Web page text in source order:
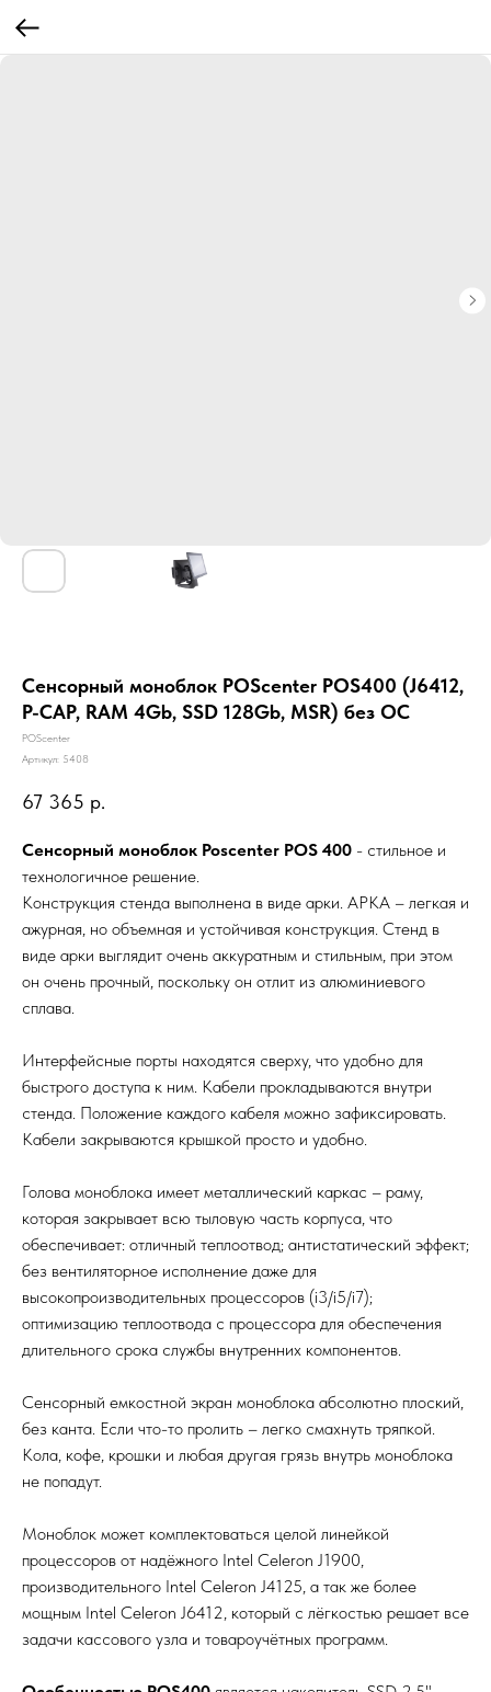
Сенсорный моноблок POScenter POS400 (J6412,
P-CAP, RAM 4Gb, SSD 128Gb, MSR) без ОС
POScenter
Артикул: 5408
67 365 р.
Сенсорный моноблок Poscenter POS 400 - стильное и
технологичное решение.
Конструкция стенда выполнена в виде арки. АРКА – легкая и
ажурная, но объемная и устойчивая конструкция. Стенд в
виде арки выглядит очень аккуратным и стильным, при этом
он очень прочный, поскольку он отлит из алюминиевого
сплава.
Интерфейсные порты находятся сверху, что удобно для
быстрого доступа к ним. Кабели прокладываются внутри
стенда. Положение каждого кабеля можно зафиксировать.
Кабели закрываются крышкой просто и удобно.
Голова моноблока имеет металлический каркас – раму,
которая закрывает всю тыловую часть корпуса, что
обеспечивает: отличный теплоотвод; антистатический эффект;
без вентиляторное исполнение даже для
высокопроизводительных процессоров (i3/i5/i7);
оптимизацию теплоотвода с процессора для обеспечения
длительного срока службы внутренних компонентов.
Сенсорный емкостной экран моноблока абсолютно плоский,
без канта. Если что-то пролить – легко смахнуть тряпкой.
Кола, кофе, крошки и любая другая грязь внутрь моноблока
не попадут.
Моноблок может комплектоваться целой линейкой
процессоров от надёжного Intel Celeron J1900,
производительного Intel Celeron J4125, а так же более
мощным Intel Celeron J6412, который с лёгкостью решает все
задачи кассового узла и товароучётных программ.